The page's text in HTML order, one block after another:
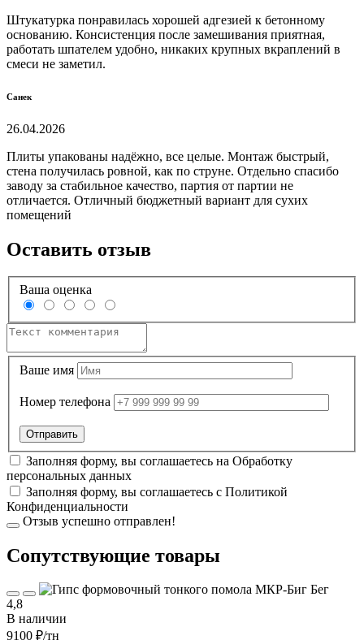
Штукатурка понравилась хорошей адгезией к бетонному
основанию. Консистенция после замешивания приятная,
работать шпателем удобно, никаких крупных вкраплений в
смеси не заметил.
Санек
26.04.2026
Плиты упакованы надёжно, все целые. Монтаж быстрый,
стена получилась ровной, как по струне. Отдельно спасибо
заводу за стабильное качество, партия от партии не
отличается. Отличный бюджетный вариант для сухих
помещений
Оставить отзыв
Ваша оценка
Ваше имя
Номер телефона
Заполняя форму, вы соглашаетесь на Обработку
персональных данных
Заполняя форму, вы соглашаетесь с Политикой
Конфиденциальности
Отзыв успешно отправлен!
Cопутствующие товары
4,8
В наличии
9100 ₽/тн